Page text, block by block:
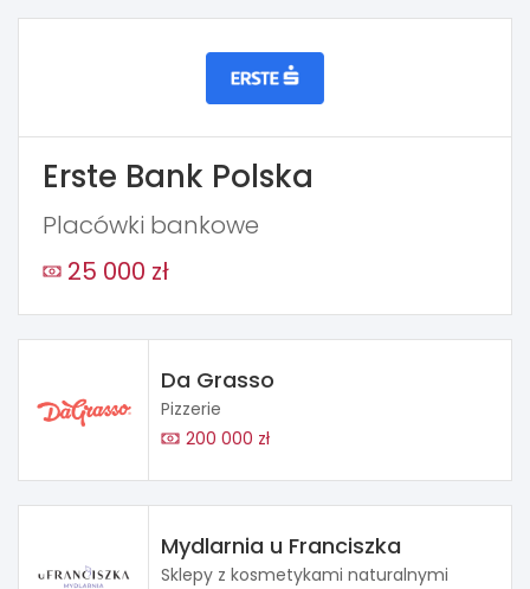
Erste Bank Polska
Placówki bankowe
25 000 zł
Da Grasso
Pizzerie
200 000 zł
Mydlarnia u Franciszka
Sklepy z kosmetykami naturalnymi